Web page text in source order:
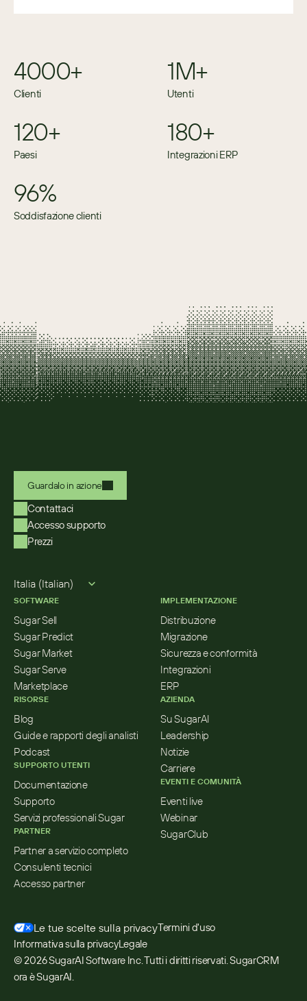
4000+
Clienti
1M+
Utenti
120+
Paesi
180+
Integrazioni ERP
96%
Soddisfazione clienti
Guardalo in azione
Contattaci
Accesso supporto
Prezzi
Italia (Italian)
SOFTWARE
Sugar Sell
Sugar Predict
Sugar Market
Sugar Serve
Marketplace
RISORSE
Blog
Guide e rapporti degli analisti
Podcast
SUPPORTO UTENTI
Documentazione
Supporto
Servizi professionali Sugar
PARTNER
Partner a servizio completo
Consulenti tecnici
Accesso partner
IMPLEMENTAZIONE
Distribuzione
Migrazione
Sicurezza e conformità
Integrazioni
ERP
AZIENDA
Su SugarAI
Leadership
Notizie
Carriere
EVENTI E COMUNITÀ
Eventi live
Webinar
SugarClub
Le tue scelte sulla privacyTermini d'uso
Informativa sulla privacyLegale
© 2026 SugarAI Software Inc. Tutti i diritti riservati. SugarCRM
ora è SugarAI.